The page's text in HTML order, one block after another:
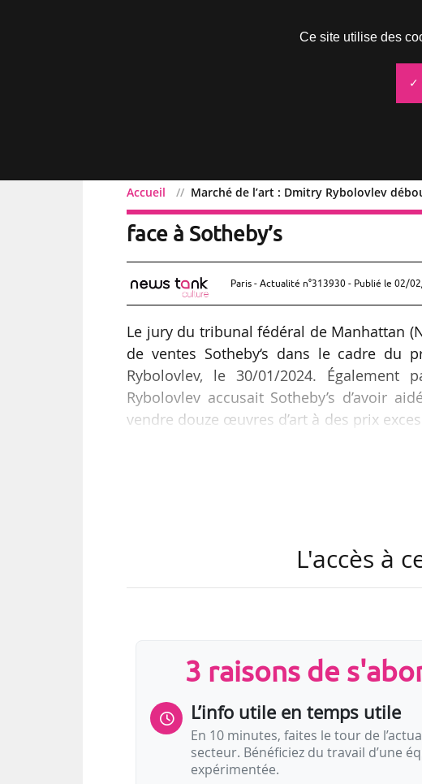
Accueil Marché de l’art : Dmitry Rybolovlev
Marché de l’art : Dmitry
face à Sotheby’s
Paris - Actualité n°313930 - Publié le 02/
Le jury du tribunal fédéral de Manhattan
de ventes Sotheby‘s dans le cadre du
Rybolovlev, le 30/01/2024. Également
Rybolovlev accusait Sotheby’s d’avoir
vendre douze œuvres d’art à des prix
76 M€ auprès de Sotheby’s avant de le…
L'accès à
3 raisons de
L’info utile en temps utile
En 10 minutes, faites le tour de
secteur. Bénéficiez du travail d’une
expérimentée.
Ce site utilise des
✓